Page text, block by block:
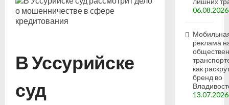
В Уссурийске
суд
06.08.2026
реклама
как
бренд во
13.07.2026